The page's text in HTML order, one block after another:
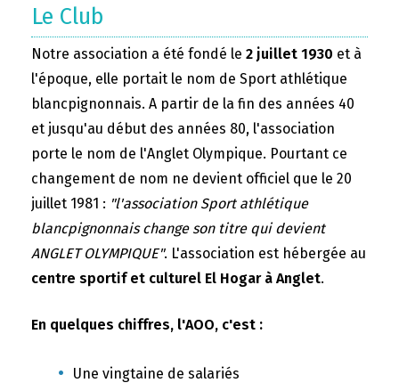
Le Club
Notre association a été fondé le 2 juillet 1930 et à
l'époque, elle portait le nom de Sport athlétique
blancpignonnais. A partir de la fin des années 40
et jusqu'au début des années 80, l'association
porte le nom de l'Anglet Olympique. Pourtant ce
changement de nom ne devient officiel que le 20
juillet 1981 : "l'association Sport athlétique
blancpignonnais change son titre qui devient
ANGLET OLYMPIQUE". L'association est hébergée au
centre sportif et culturel El Hogar à Anglet.
En quelques chiffres, l'AOO, c'est :
Une vingtaine de salariés